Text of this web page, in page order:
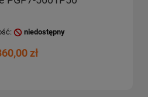
niedostępny
zł